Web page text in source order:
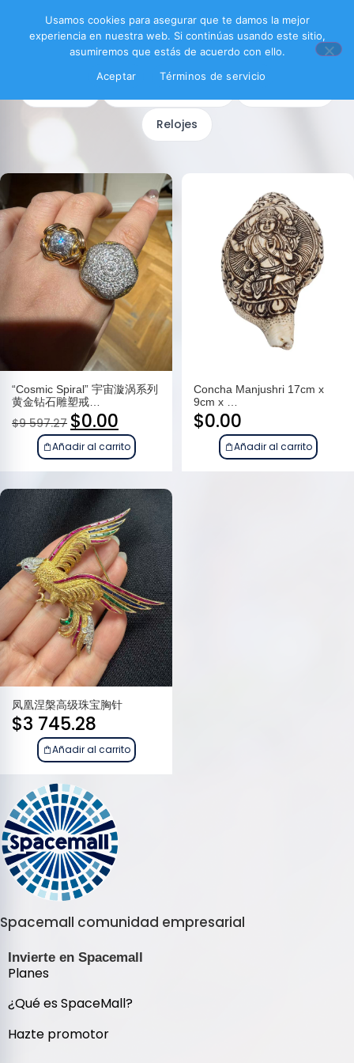
Filtrar productos
SUBCATEGORÍAS
Relojes
“Cosmic Spiral” 宇宙漩涡系列
黄金钻石雕塑戒…
$9 597.27 $0.00
Añadir al carrito
Concha Manjushri 17cm x
9cm x …
$0.00
Añadir al carrito
凤凰涅槃高级珠宝胸针
$3 745.28
Añadir al carrito
Spacemall comunidad empresarial
Invierte en Spacemall
Planes
¿Qué es SpaceMall?
Hazte promotor
Usamos cookies para asegurar que te damos la mejor
experiencia en nuestra web. Si continúas usando este sitio,
asumiremos que estás de acuerdo con ello.
Aceptar
Términos de servicio